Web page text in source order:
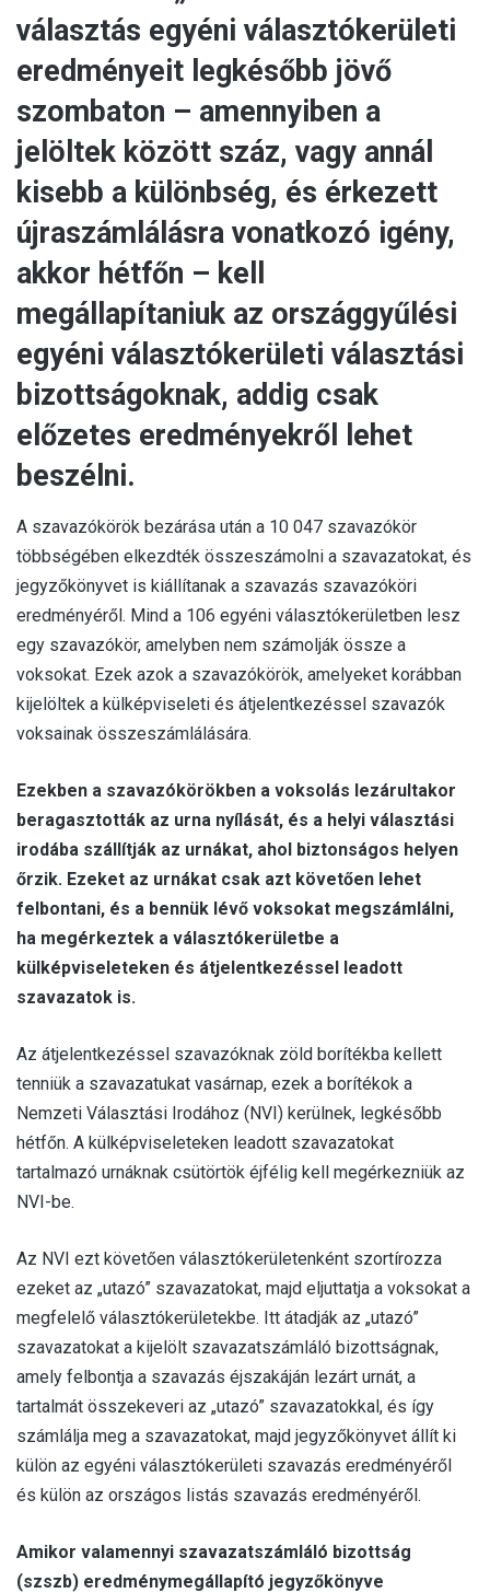
választás egyéni választókerületi
eredményeit legkésőbb jövő
szombaton – amennyiben a
jelöltek között száz, vagy annál
kisebb a különbség, és érkezett
újraszámlálásra vonatkozó igény,
akkor hétfőn – kell
megállapítaniuk az országgyűlési
egyéni választókerületi választási
bizottságoknak, addig csak
előzetes eredményekről lehet
beszélni.
A szavazókörök bezárása után a 10 047 szavazókör
többségében elkezdték összeszámolni a szavazatokat, és
jegyzőkönyvet is kiállítanak a szavazás szavazóköri
eredményéről. Mind a 106 egyéni választókerületben lesz
egy szavazókör, amelyben nem számolják össze a
voksokat. Ezek azok a szavazókörök, amelyeket korábban
kijelöltek a külképviseleti és átjelentkezéssel szavazók
voksainak összeszámlálására.
Ezekben a szavazókörökben a voksolás lezárultakor
beragasztották az urna nyílását, és a helyi választási
irodába szállítják az urnákat, ahol biztonságos helyen
őrzik. Ezeket az urnákat csak azt követően lehet
felbontani, és a bennük lévő voksokat megszámlálni,
ha megérkeztek a választókerületbe a
külképviseleteken és átjelentkezéssel leadott
szavazatok is.
Az átjelentkezéssel szavazóknak zöld borítékba kellett
tenniük a szavazatukat vasárnap, ezek a borítékok a
Nemzeti Választási Irodához (NVI) kerülnek, legkésőbb
hétfőn. A külképviseleteken leadott szavazatokat
tartalmazó urnáknak csütörtök éjfélig kell megérkezniük az
NVI-be.
Az NVI ezt követően választókerületenként szortírozza
ezeket az „utazó” szavazatokat, majd eljuttatja a voksokat a
megfelelő választókerületekbe. Itt átadják az „utazó”
szavazatokat a kijelölt szavazatszámláló bizottságnak,
amely felbontja a szavazás éjszakáján lezárt urnát, a
tartalmát összekeveri az „utazó” szavazatokkal, és így
számlálja meg a szavazatokat, majd jegyzőkönyvet állít ki
külön az egyéni választókerületi szavazás eredményéről
és külön az országos listás szavazás eredményéről.
Amikor valamennyi szavazatszámláló bizottság
(szszb) eredménymegállapító jegyzőkönyve